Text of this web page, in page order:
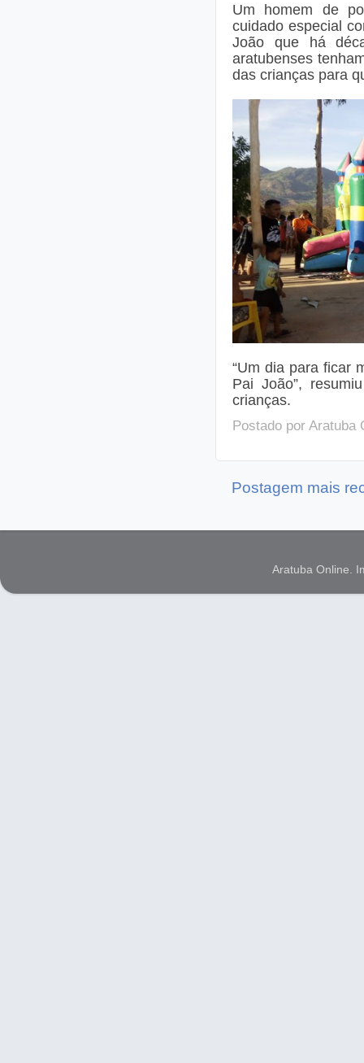
Um homem de
cuidado especial
João que há
aratubenses
das crianças para
“Um dia para ficar
Pai João”,
crianças.
Postado por Aratuba
Postagem mais
Aratuba Online.